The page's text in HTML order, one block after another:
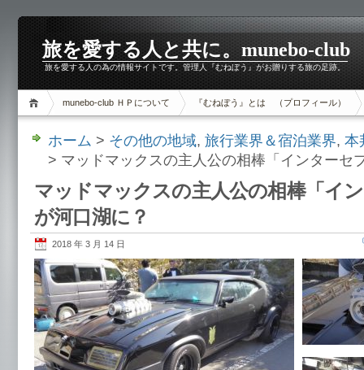
旅を愛する人と共に。munebo-club
旅を愛する人の為の情報サイトです。管理人『むねぼう』がお贈りする旅の足跡。
munebo-club ＨＰについて 『むねぼう』とは （プロフィール）
ホーム > その他の地域, 旅行業界＆宿泊業界, 本
> マッドマックスの主人公の相棒「インターセ
マッドマックスの主人公の相棒「イ
が河口湖に？
2018 年 3 月 14 日